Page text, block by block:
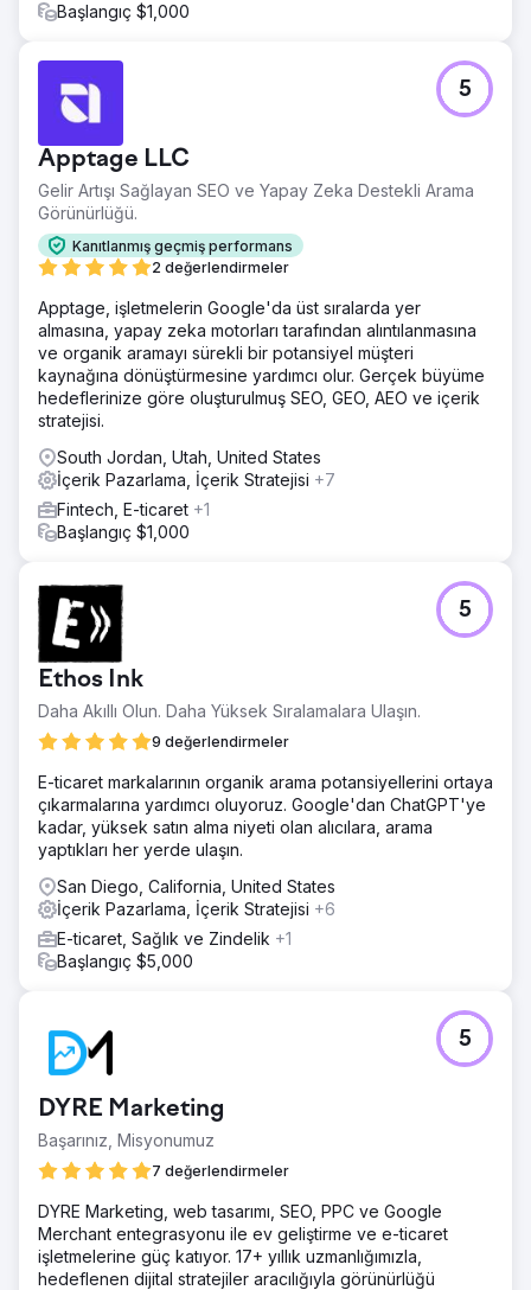
Başlangıç $1,000
Apptage LLC
Gelir Artışı Sağlayan SEO ve Yapay Zeka Destekli Arama
Görünürlüğü.
Kanıtlanmış geçmiş performans
2 değerlendirmeler
5
Apptage, işletmelerin Google'da üst sıralarda yer
almasına, yapay zeka motorları tarafından alıntılanmasına
ve organik aramayı sürekli bir potansiyel müşteri
kaynağına dönüştürmesine yardımcı olur. Gerçek büyüme
hedeflerinize göre oluşturulmuş SEO, GEO, AEO ve içerik
stratejisi.
South Jordan, Utah, United States
İçerik Pazarlama, İçerik Stratejisi +7
Fintech, E-ticaret +1
Başlangıç $1,000
Ethos Ink
Daha Akıllı Olun. Daha Yüksek Sıralamalara Ulaşın.
9 değerlendirmeler
5
E-ticaret markalarının organik arama potansiyellerini ortaya
çıkarmalarına yardımcı oluyoruz. Google'dan ChatGPT'ye
kadar, yüksek satın alma niyeti olan alıcılara, arama
yaptıkları her yerde ulaşın.
San Diego, California, United States
İçerik Pazarlama, İçerik Stratejisi +6
E-ticaret, Sağlık ve Zindelik +1
Başlangıç $5,000
DYRE Marketing
Başarınız, Misyonumuz
7 değerlendirmeler
5
DYRE Marketing, web tasarımı, SEO, PPC ve Google
Merchant entegrasyonu ile ev geliştirme ve e-ticaret
işletmelerine güç katıyor. 17+ yıllık uzmanlığımızla,
hedeflenen dijital stratejiler aracılığıyla görünürlüğü